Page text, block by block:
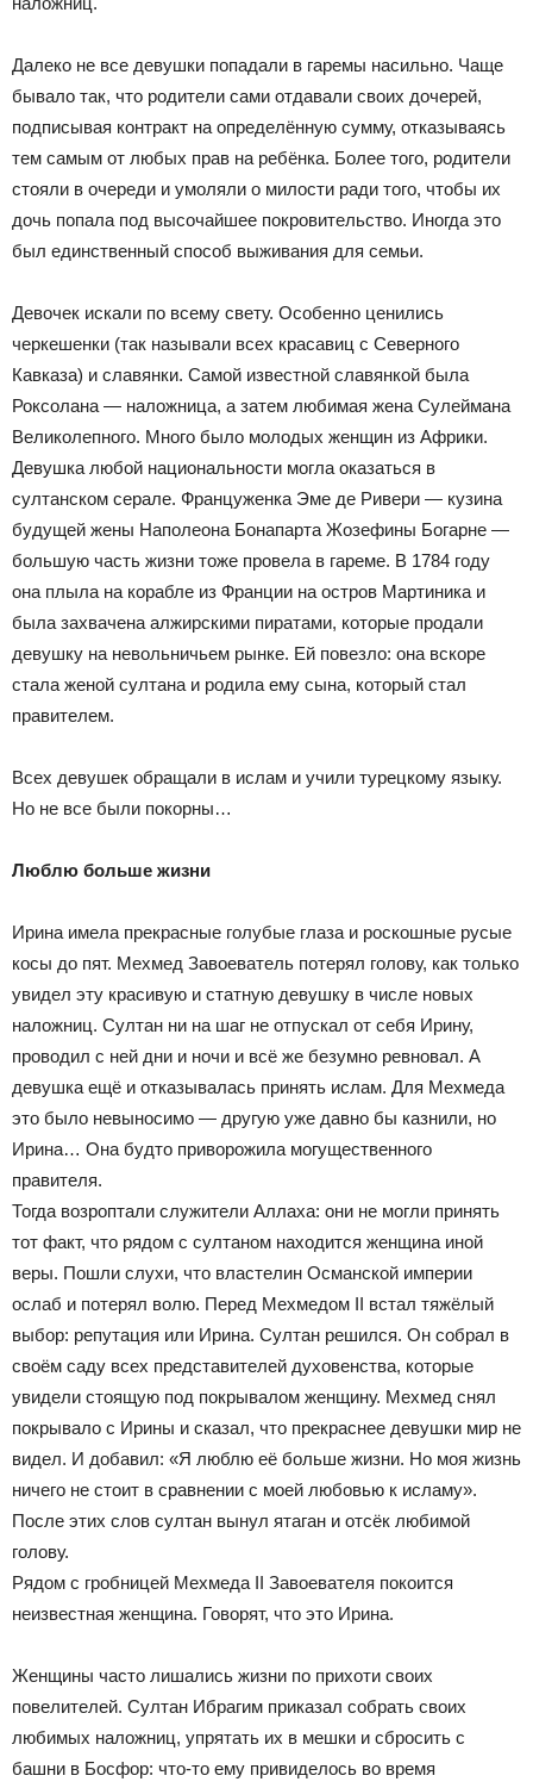
Далеко не все девушки попадали в гаремы насильно. Чаще
бывало так, что родители сами отдавали своих дочерей,
подписывая контракт на определённую сумму, отказываясь
тем самым от любых прав на ребёнка. Более того, родители
стояли в очереди и умоляли о милости ради того, чтобы их
дочь попала под высочайшее покровительство. Иногда это
был единственный способ выживания для семьи.
Девочек искали по всему свету. Особенно ценились
черкешенки (так называли всех красавиц с Северного
Кавказа) и славянки. Самой известной славянкой была
Роксолана — наложница, а затем любимая жена Сулеймана
Великолепного. Много было молодых женщин из Африки.
Девушка любой национальности могла оказаться в
султанском серале. Француженка Эме де Ривери — кузина
будущей жены Наполеона Бонапарта Жозефины Богарне —
большую часть жизни тоже провела в гареме. В 1784 году
она плыла на корабле из Франции на остров Мартиника и
была захвачена алжирскими пиратами, которые продали
девушку на невольничьем рынке. Ей повезло: она вскоре
стала женой султана и родила ему сына, который стал
правителем.
Всех девушек обращали в ислам и учили турецкому языку.
Но не все были покорны…
Люблю больше жизни
Ирина имела прекрасные голубые глаза и роскошные русые
косы до пят. Мехмед Завоеватель потерял голову, как только
увидел эту красивую и статную девушку в числе новых
наложниц. Султан ни на шаг не отпускал от себя Ирину,
проводил с ней дни и ночи и всё же безумно ревновал. А
девушка ещё и отказывалась принять ислам. Для Мехмеда
это было невыносимо — другую уже давно бы казнили, но
Ирина… Она будто приворожила могущественного
правителя.
Тогда возроптали служители Аллаха: они не могли принять
тот факт, что рядом с султаном находится женщина иной
веры. Пошли слухи, что властелин Османской империи
ослаб и потерял волю. Перед Мехмедом II встал тяжёлый
выбор: репутация или Ирина. Султан решился. Он собрал в
своём саду всех представителей духовенства, которые
увидели стоящую под покрывалом женщину. Мехмед снял
покрывало с Ирины и сказал, что прекраснее девушки мир не
видел. И добавил: «Я люблю её больше жизни. Но моя жизнь
ничего не стоит в сравнении с моей любовью к исламу».
После этих слов султан вынул ятаган и отсёк любимой
голову.
Рядом с гробницей Мехмеда II Завоевателя покоится
неизвестная женщина. Говорят, что это Ирина.
Женщины часто лишались жизни по прихоти своих
повелителей. Султан Ибрагим приказал собрать своих
любимых наложниц, упрятать их в мешки и сбросить с
башни в Босфор: что-то ему привиделось во время